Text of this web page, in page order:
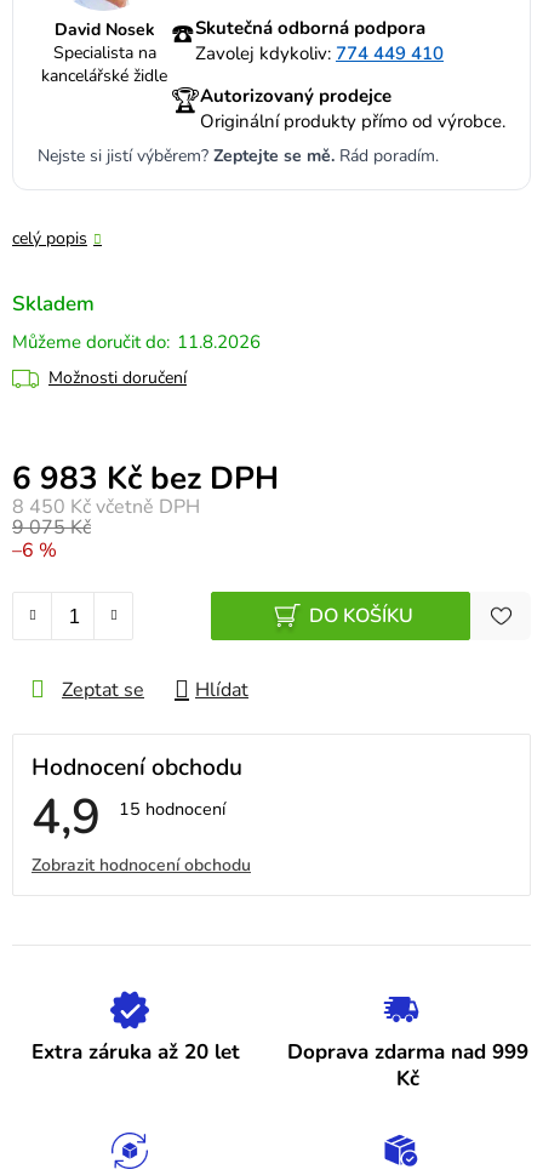
David Nosek
Specialista na
kancelářské židle
☎️Skutečná odborná podpora
Zavolej kdykoliv: 774 449 410
🏆Autorizovaný prodejce
Originální produkty přímo od výrobce.
Nejste si jistí výběrem? Zeptejte se mě. Rád poradím.
celý popis
Skladem
11.8.2026
Možnosti doručení
9 075 Kč
–6 %
8 450 Kčvčetně DPH
6 983 Kč bez DPH
Měrná cena:
DO KOŠÍKU
Zeptat se Hlídat
Hodnocení obchodu
4,9 Průměrné
je
hvězdiček.
15 hodnocení
V
ý
p
h
Zobrazit hodnocení obchodu
Extra záruka až 20 let
Doprava zdarma nad 999
Kč